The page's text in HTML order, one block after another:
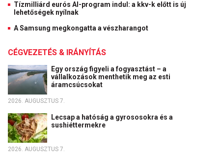
Tízmilliárd eurós AI-program indul: a kkv-k előtt is új
lehetőségek nyílnak
A Samsung megkongatta a vészharangot
CÉGVEZETÉS & IRÁNYÍTÁS
Egy ország figyeli a fogyasztást – a
vállalkozások menthetik meg az esti
áramcsúcsokat
2026. AUGUSZTUS 7.
Lecsap a hatóság a gyrososokra és a
sushiéttermekre
2026. AUGUSZTUS 7.